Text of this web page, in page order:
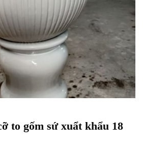
to gốm sứ xuẩt khẩu 18